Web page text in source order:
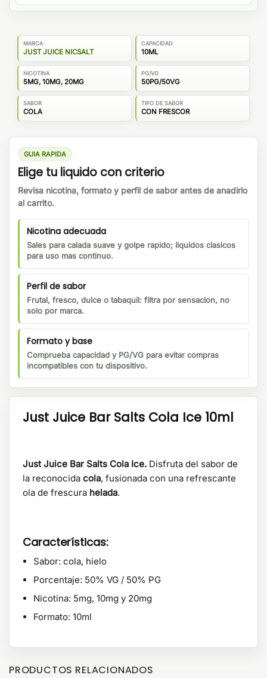
MARCA
JUST JUICE NICSALT
CAPACIDAD
10ML
NICOTINA
5MG, 10MG, 20MG
PG/VG
50PG/50VG
SABOR
COLA
TIPO DE SABOR
CON FRESCOR
GUIA RAPIDA
Elige tu liquido con criterio
Revisa nicotina, formato y perfil de sabor antes de anadirlo
al carrito.
Nicotina adecuada
Sales para calada suave y golpe rapido; liquidos clasicos
para uso mas continuo.
Perfil de sabor
Frutal, fresco, dulce o tabaquil: filtra por sensacion, no
solo por marca.
Formato y base
Comprueba capacidad y PG/VG para evitar compras
incompatibles con tu dispositivo.
Just Juice Bar Salts Cola Ice 10ml
Just Juice Bar Salts Cola Ice. Disfruta del sabor de
la reconocida cola, fusionada con una refrescante
ola de frescura helada.
Características:
Sabor: cola, hielo
Porcentaje: 50% VG / 50% PG
Nicotina: 5mg, 10mg y 20mg
Formato: 10ml
PRODUCTOS RELACIONADOS